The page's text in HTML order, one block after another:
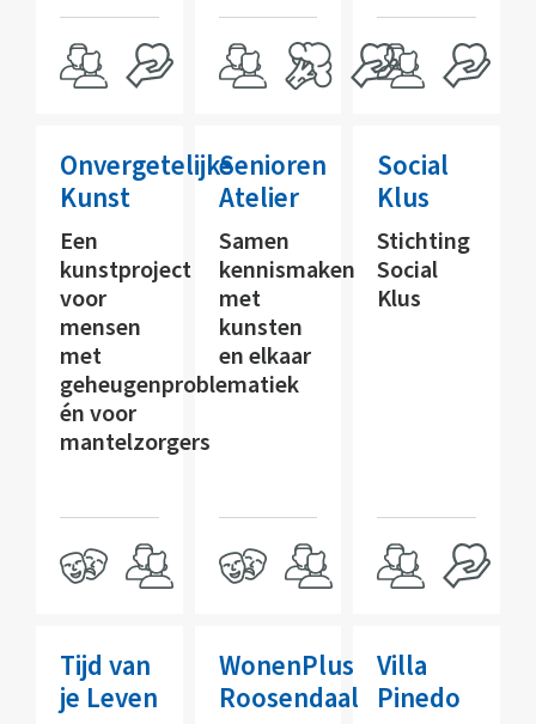
Onvergetelijke
Kunst
Een
kunstproject
voor
mensen
met
geheugenproblematiek
én voor
mantelzorgers
Senioren
Atelier
Samen
kennismaken
met
kunsten
en elkaar
Social
Klus
Stichting
Social
Klus
Tijd van
je Leven
WonenPlus
Roosendaal
Villa
Pinedo